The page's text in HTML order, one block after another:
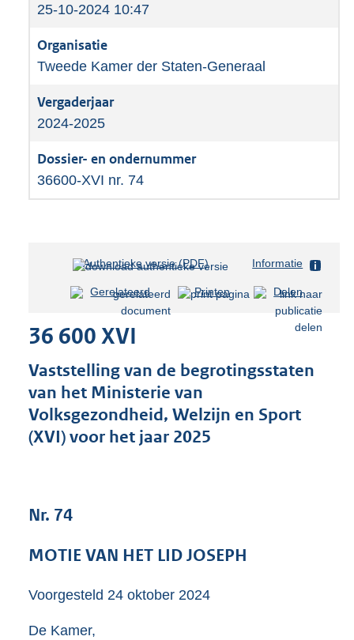
25-10-2024 10:47
Tweede Kamer der Staten-Generaal
2024-2025
36600-XVI nr. 74
Authentieke versie (PDF)b
s
s
r
o
o
K
Informatie
Gerelateerd Printen Delen
36 600 XVI
Vaststelling van de begrotingsstaten
van het Ministerie van
Volksgezondheid, Welzijn en Sport
(XVI) voor het jaar 2025
Nr. 74
MOTIE VAN HET LID JOSEPH
Voorgesteld 24 oktober 2024
De Kamer,